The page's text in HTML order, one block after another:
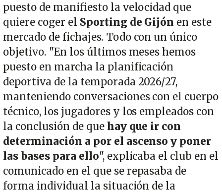
puesto de manifiesto la velocidad que
quiere coger el Sporting de Gijón en este
mercado de fichajes. Todo con un único
objetivo. "En los últimos meses hemos
puesto en marcha la planificación
deportiva de la temporada 2026/27,
manteniendo conversaciones con el cuerpo
técnico, los jugadores y los empleados con
la conclusión de quehay que ir con
determinación a por el ascenso y poner
las bases para ello", explicaba el club en el
comunicado en el que se repasaba de
forma individual la situación de la